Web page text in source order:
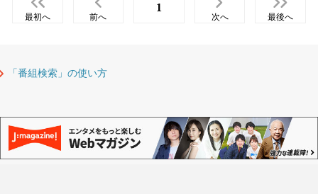
最初へ 前へ
1
次へ 最後へ
「番組検索」の使い方